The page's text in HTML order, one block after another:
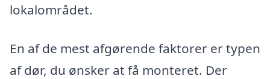
lokalområdet.
En af de mest afgørende faktorer er typen
af dør, du ønsker at få monteret. Der